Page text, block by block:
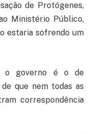
de Protógenes,
Ministério Público,
estaria sofrendo um
o governo é o de
que nem todas as
correspondência